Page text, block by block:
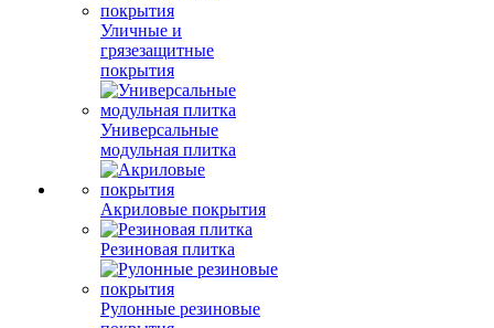
Уличные и
грязезащитные
покрытия
Универсальные
модульная плитка
Акриловые покрытия
Резиновая плитка
Рулонные резиновые